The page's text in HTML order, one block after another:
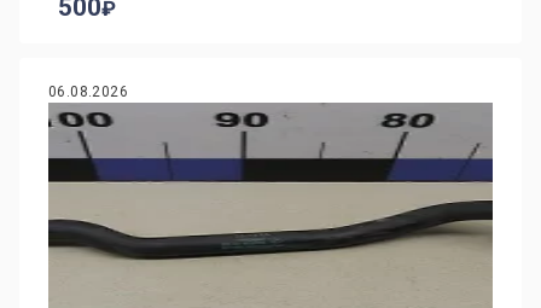
500
06.08.2026